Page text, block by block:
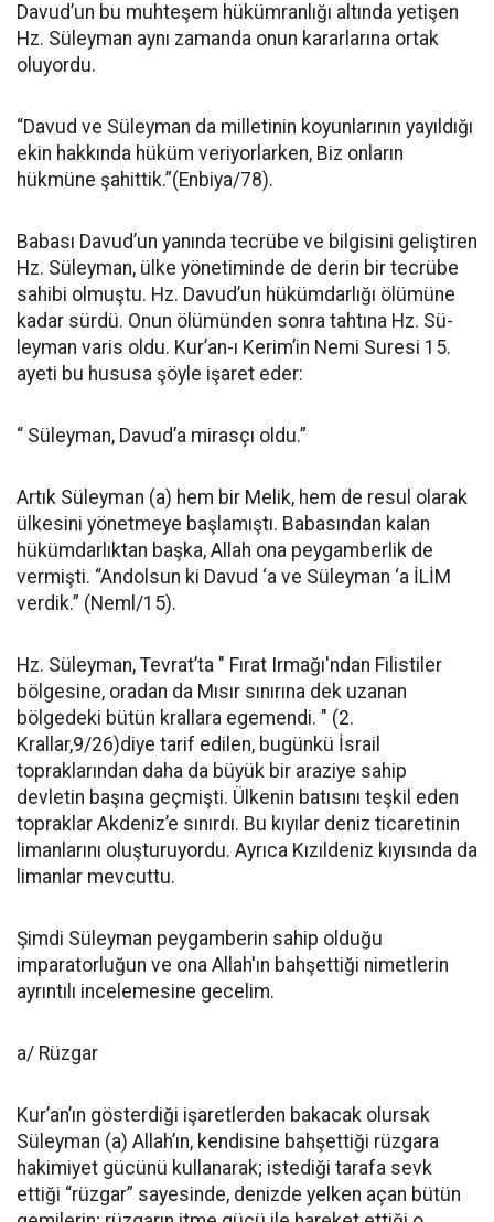
Davud’un bu muhteşem hü­kümranlığı altında yetişen
Hz. Sü­leyman aynı zamanda onun karar­larına ortak
oluyordu.
“Davud ve Süleyman da milletinin koyunlarının yayıldığı
ekin hakkında hüküm veri­yorlarken, Biz onların
hükmüne şahit­tik.”(Enbiya/78).
Babası Davud’un yanında tecrübe ve bilgisini gelişti­ren
Hz. Süleyman, ülke yönetimin­de de derin bir tecrübe
sahibi ol­muştu. Hz. Davud’un hükümdarlı­ğı ölümüne
kadar sürdü. Onun ölümünden sonra tahtına Hz. Sü­
leyman varis oldu. Kur’an-ı Ke­rim’in Nemi Suresi 15.
ayeti bu hu­susa şöyle işaret eder:
“ Süleyman, Davud’a mirasçı oldu.”
Artık Süleyman (a) hem bir Melik, hem de resul olarak
ülkesini yönetmeye başlamıştı. Babasından kalan
hükümdarlıktan başka, Allah ona peygamberlik de
vermişti. “Andolsun ki Davud ‘a ve Süleyman ‘a İLİM
verdik.” (Neml/15).
Hz. Sü­leyman, Tevrat’ta " Fırat Irmağı'ndan Filistiler
bölgesine, oradan da Mısır sınırına dek uzanan
bölgedeki bütün krallara egemendi. " (2.
Krallar,9/26)diye tarif edilen, bugünkü İs­rail
topraklarından daha da büyük bir araziye sahip
devletin başına geçmişti. Ülkenin batısını teşkil eden
topraklar Akdeniz’e sınırdı. Bu kıyılar deniz ticaretinin
limanla­rını oluşturuyordu. Ayrıca Kızılde­niz kıyısında da
limanlar mevcuttu.
Şimdi Süleyman peygamberin sahip olduğu
imparatorluğun ve ona Allah'ın bahşettiği nimetlerin
ayrıntılı incelemesine gecelim.
a/ Rüzgar
Kur’an’ın gösterdiği işaretler­den bakacak olursak
Süleyman (a) Allah’ın, kendisine bahşettiği rüzgara
hakimiyet gücünü kullanarak; istediği tarafa sevk
ettiği “rüzgar” sayesinde, denizde yelken açan bütün